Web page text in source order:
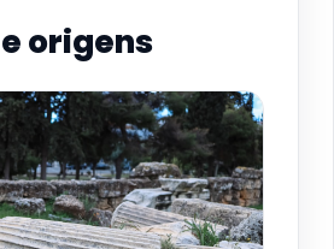
origens